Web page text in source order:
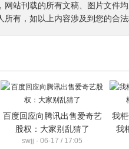
网站刊载的所有文稿、图片文件
所有，如以上内容涉及到您的合
百度回应向腾讯出售爱奇艺
股权：大家别乱猜了
swjj · 06-17 / 17:05
我
我